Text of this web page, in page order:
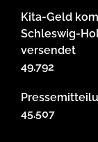
Kita-Geld
Schleswig-
versendet
49.792
45.507